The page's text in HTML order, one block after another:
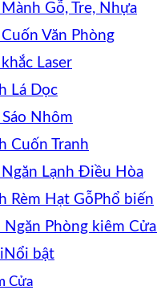
Mành Gỗ, Tre, Nhựa
Cuốn Văn Phòng
khắc Laser
Lá Dọc
Nhôm
Cuốn Tranh
Ngăn Lạnh Điều Hòa
Rèm Hạt Gỗ
Ngăn Phòng kiêm
Cửa